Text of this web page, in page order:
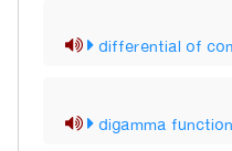
differential of
digamma function